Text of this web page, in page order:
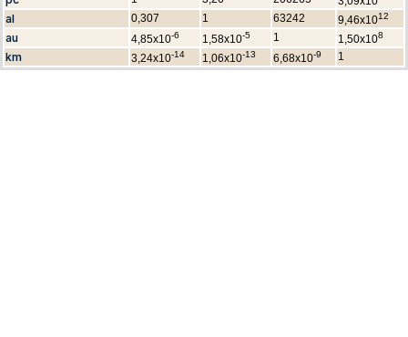
al 0,307 1 63242 9,46x1012
au 4,85x10-6 1,58x10-5 1 1,50x108
km 3,24x10-14 1,06x10-13 6,68x10-9 1